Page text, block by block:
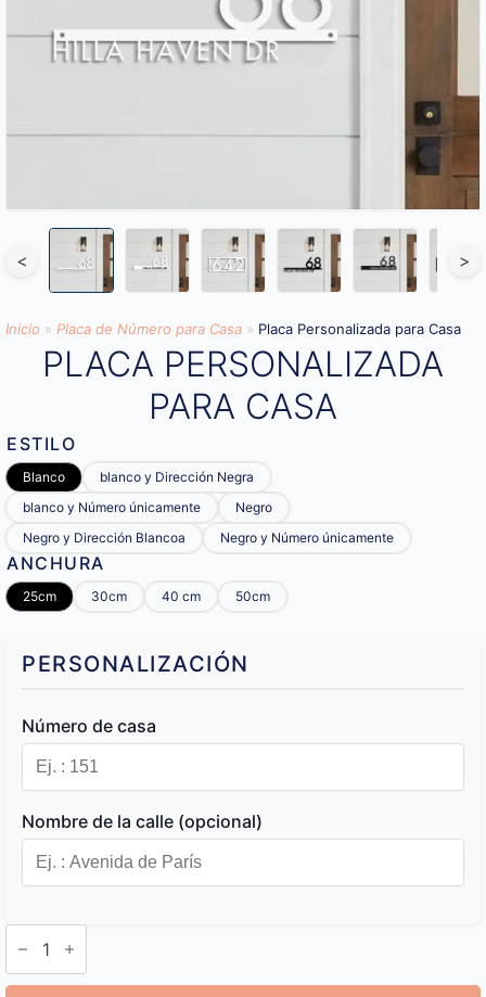
< >
Inicio » Placa de Número para Casa » Placa Personalizada para Casa
PLACA PERSONALIZADA
PARA CASA
ESTILO
Blanco
blanco y Dirección Negra
blanco y Número únicamente
Negro
Negro y Dirección Blancoa
Negro y Número únicamente
ANCHURA
25cm 30cm 40 cm 50cm
PERSONALIZACIÓN
Número de casa
Nombre de la calle (opcional)
Placa
Personalizada
para
Casa